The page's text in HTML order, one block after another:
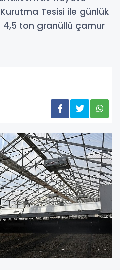
Tesisi ile günlük
4,5 ton granüllü çamur